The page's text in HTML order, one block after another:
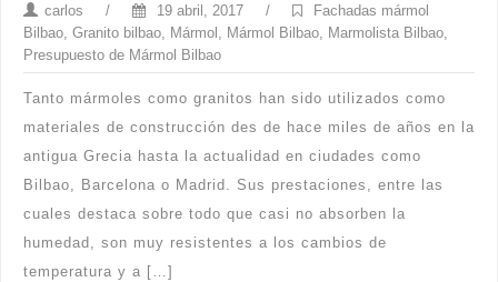
carlos / 19 abril, 2017 /
Fachadas mármol
Bilbao Granito bilbao Mármol Mármol Bilbao Marmolista Bilbao
Presupuesto de Mármol Bilbao
Tanto mármoles como granitos han sido utilizados como
materiales de construcción des de hace miles de años en la
antigua Grecia hasta la actualidad en ciudades como
Bilbao, Barcelona o Madrid. Sus prestaciones, entre las
cuales destaca sobre todo que casi no absorben la
humedad, son muy resistentes a los cambios de
temperatura y a […]